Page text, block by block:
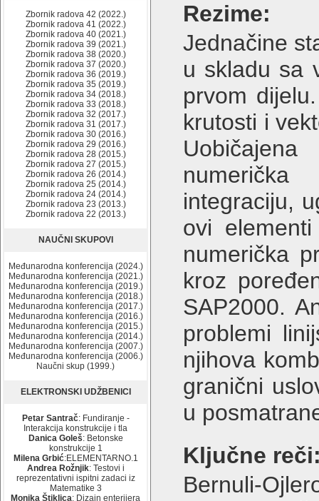
Zbornik radova 42 (2022.)
Zbornik radova 41 (2022.)
Zbornik radova 40 (2021.)
Zbornik radova 39 (2021.)
Zbornik radova 38 (2020.)
Zbornik radova 37 (2020.)
Zbornik radova 36 (2019.)
Zbornik radova 35 (2019.)
Zbornik radova 34 (2018.)
Zbornik radova 33 (2018.)
Zbornik radova 32 (2017.)
Zbornik radova 31 (2017.)
Zbornik radova 30 (2016.)
Zbornik radova 29 (2016.)
Zbornik radova 28 (2015.)
Zbornik radova 27 (2015.)
Zbornik radova 26 (2014.)
Zbornik radova 25 (2014.)
Zbornik radova 24 (2014.)
Zbornik radova 23 (2013.)
Zbornik radova 22 (2013.)
NAUČNI SKUPOVI
Međunarodna konferencija (2024.)
Međunarodna konferencija (2021.)
Međunarodna konferencija (2019.)
Međunarodna konferencija (2018.)
Međunarodna konferencija (2017.)
Međunarodna konferencija (2016.)
Međunarodna konferencija (2015.)
Međunarodna konferencija (2014.)
Međunarodna konferencija (2007.)
Međunarodna konferencija (2006.)
Naučni skup (1999.)
ELEKTRONSKI UDŽBENICI
Petar Santrač: Fundiranje -
Interakcija konstrukcije i tla
Danica Goleš: Betonske
konstrukcije 1
Milena Grbić:ELEMENTARNO.1
Andrea Rožnjik: Testovi i
reprezentativni ispitni zadaci iz
Matematike 3
Monika Štiklica: Dizajn enterijera
Rezime:
Jednačine
u skladu sa
prvom
krutosti i
integraciju,
ovi
numerička
kroz
SAP2000.
problemi
njihova
granični
u
Ključne
Bernuli-